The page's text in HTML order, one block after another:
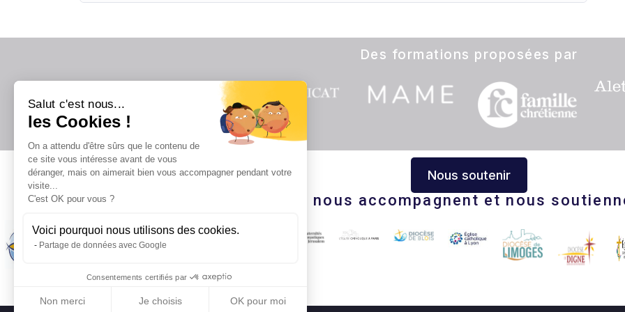
Salut c'est nous...
les Cookies !
On a attendu d'être sûrs que le contenu de
ce site vous intéresse avant de vous
déranger, mais on aimerait bien vous accompagner pendant votre
visite...
C'est OK pour vous ?
Voici pourquoi nous utilisons des cookies.
Partage de données avec Google
Consentements certifiés par
Non merci Je choisis OK pour moi
Des formations proposées par
Nous soutenir
Ils nous accompagnent et nous